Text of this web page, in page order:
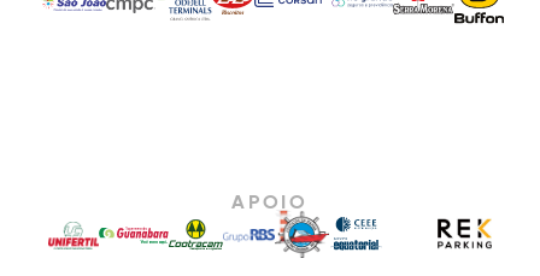
APOIO